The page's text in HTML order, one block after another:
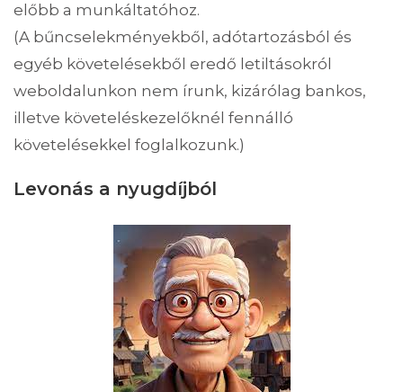
előbb a munkáltatóhoz.
(A bűncselekményekből, adótartozásból és
egyéb követelésekből eredő letiltásokról
weboldalunkon nem írunk, kizárólag bankos,
illetve követeléskezelőknél fennálló
követelésekkel foglalkozunk.)
Levonás a nyugdíjból